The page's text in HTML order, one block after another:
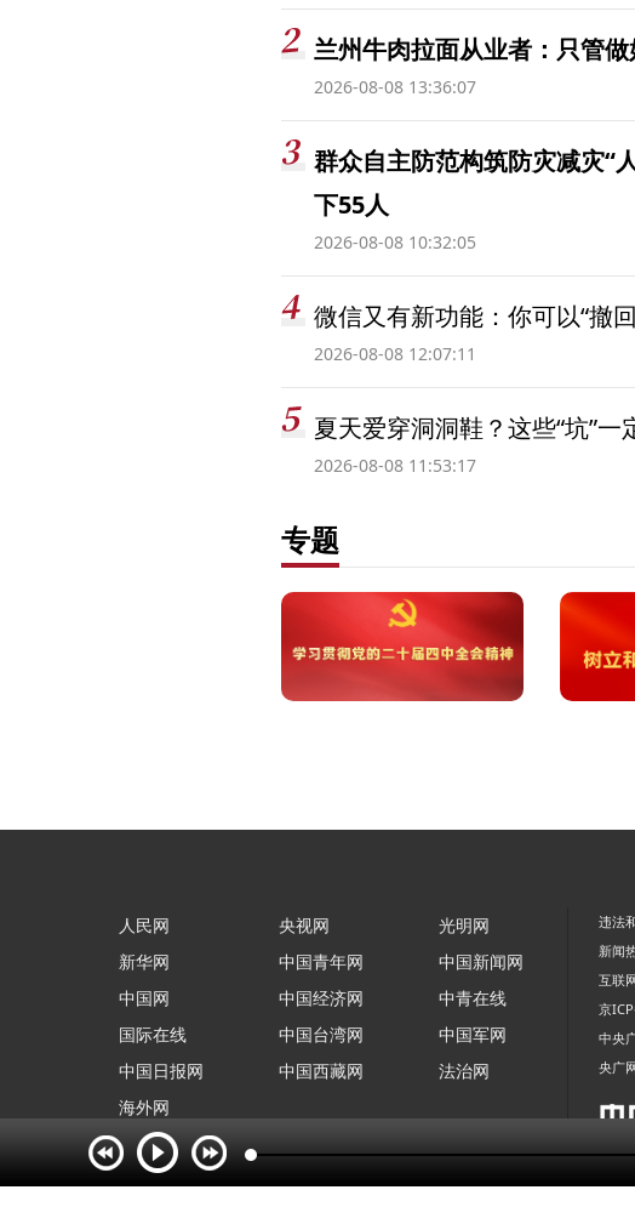
兰州牛肉拉面从业者：只管
2026-08-08 13:36:07
群众自主防范构筑防灾减灾“
下55人
2026-08-08 10:32:05
微信又有新功能：你可以“撤
2026-08-08 12:07:11
夏天爱穿洞洞鞋？这些“坑”一
2026-08-08 11:53:17
专题
人民网
新华网
中国网
国际在线
中国日报网
海外网
央视网
中国青年网
中国经济网
中国台湾网
中国西藏网
光明网
中国新闻网
中青在线
中国军网
法治网
违法
新闻
互联
京
中央
央广